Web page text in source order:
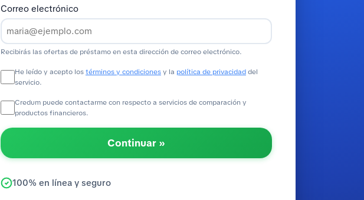
Correo electrónico
Recibirás las ofertas de préstamo en esta dirección de correo electrónico.
He leído y acepto lostérminos y condicionesy la política de privacidaddel
servicio.
Credum puede contactarme con respecto a servicios de comparación y
productos financieros.
Continuar »
100% en línea y seguro